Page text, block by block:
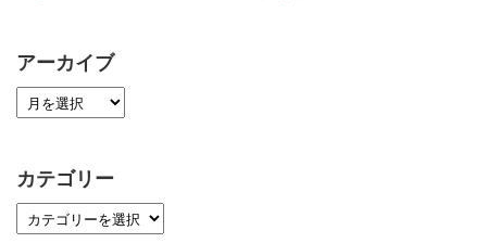
アーカイブ
カテゴリー